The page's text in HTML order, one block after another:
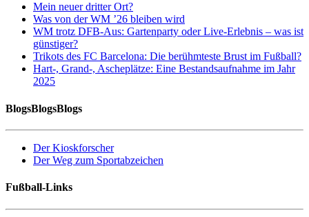
Mein neuer dritter Ort?
Was von der WM ’26 bleiben wird
WM trotz DFB-Aus: Gartenparty oder Live-Erlebnis – was ist
günstiger?
Trikots des FC Barcelona: Die berühmteste Brust im Fußball?
Hart-, Grand-, Ascheplätze: Eine Bestandsaufnahme im Jahr
2025
BlogsBlogsBlogs
Der Kioskforscher
Der Weg zum Sportabzeichen
Fußball-Links